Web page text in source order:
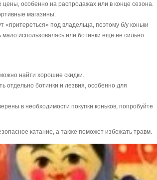
особенно на распродажах или в конце сезона.
магазины.
«притереться» под владельца, поэтому б/у коньки
использовалась или ботинки еще не сильно
найти хорошие скидки.
отдельно ботинки и лезвия, особенно для
в необходимости покупки коньков, попробуйте
катание, а также поможет избежать травм.